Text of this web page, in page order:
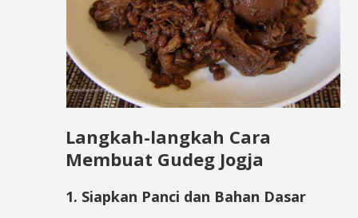
Langkah-langkah Cara
Membuat Gudeg Jogja
1. Siapkan Panci dan Bahan Dasar